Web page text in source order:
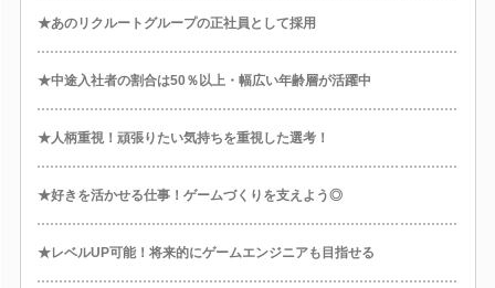
★あのリクルートグループの正社員として採用
★中途入社者の割合は50％以上・幅広い年齢層が活躍中
★人柄重視！頑張りたい気持ちを重視した選考！
★好きを活かせる仕事！ゲームづくりを支えよう◎
★レベルUP可能！将来的にゲームエンジニアも目指せる